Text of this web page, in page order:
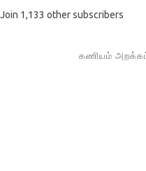
Join 1,133 other subscribers
கணியம்